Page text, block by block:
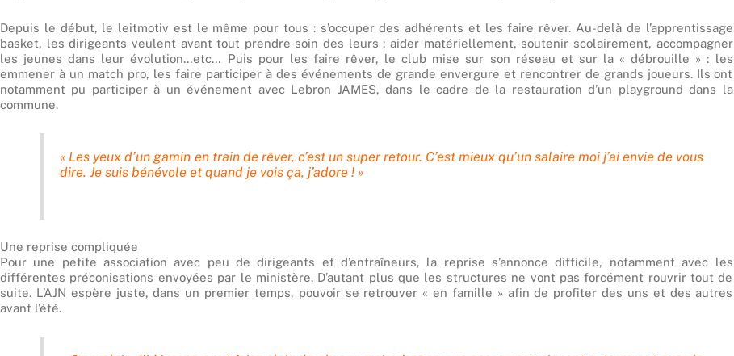
Depuis le début, le leitmotiv est le même pour tous : s’occuper des adhérents et les faire rêver. Au-delà de l’apprentissage
basket, les dirigeants veulent avant tout prendre soin des leurs : aider matériellement, soutenir scolairement, accompagner
les jeunes dans leur évolution…etc… Puis pour les faire rêver, le club mise sur son réseau et sur la « débrouille » : les
emmener à un match pro, les faire participer à des événements de grande envergure et rencontrer de grands joueurs. Ils ont
notamment pu participer à un événement avec Lebron JAMES, dans le cadre de la restauration d’un playground dans la
commune.
« Les yeux d’un gamin en train de rêver, c’est un super retour. C’est mieux qu’un salaire moi j’ai envie de vous
dire. Je suis bénévole et quand je vois ça, j’adore ! »
Une reprise compliquée
Pour une petite association avec peu de dirigeants et d’entraîneurs, la reprise s’annonce difficile, notamment avec les
différentes préconisations envoyées par le ministère. D’autant plus que les structures ne vont pas forcément rouvrir tout de
suite. L’AJN espère juste, dans un premier temps, pouvoir se retrouver « en famille » afin de profiter des uns et des autres
avant l’été.